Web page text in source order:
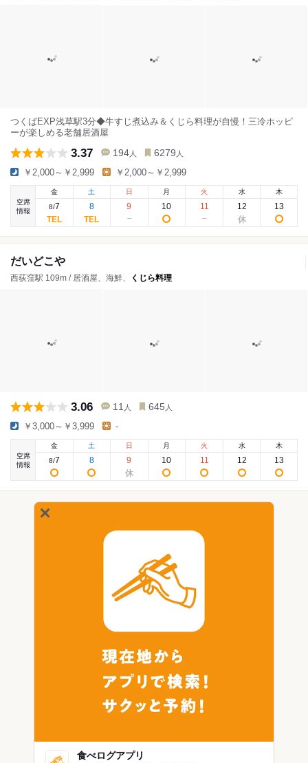
つくばEXP浅草駅3分◆牛すじ煮込み＆くじら料理が自慢！三冷ホッピ
ーが楽しめる老舗居酒屋
3.37 194 人 6279 人
￥2,000～￥2,999 ￥2,000～￥2,999
空席
情報
金
8/7
土
8
日
9
月
10
火
11
水
12
木
13
だいどこや
西荻窪駅 109m / 居酒屋、海鮮、 くじら料理
3.06 11 人 645 人
￥3,000～￥3,999 -
空席
情報
金
8/7
土
8
日
9
月
10
火
11
水
12
木
13
食べログアプリ